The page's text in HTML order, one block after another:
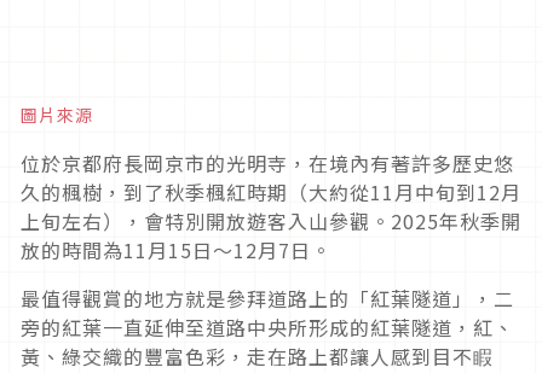
圖片來源
位於京都府長岡京市的光明寺，在境內有著許多歷史悠
久的楓樹，到了秋季楓紅時期（大約從11月中旬到12月
上旬左右），會特別開放遊客入山參觀。2025年秋季開
放的時間為11月15日～12月7日。
最值得觀賞的地方就是參拜道路上的「紅葉隧道」，二
旁的紅葉一直延伸至道路中央所形成的紅葉隧道，紅、
黃、綠交織的豐富色彩，走在路上都讓人感到目不睱